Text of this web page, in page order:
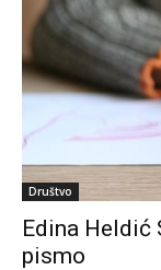
Društvo
Edina Heldić
pismo